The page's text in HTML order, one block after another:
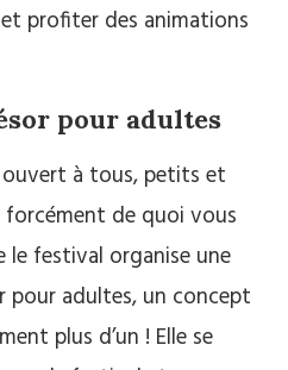
profiter des animations
pour adultes
à tous, petits et
de quoi vous
le festival organise une
pour adultes, un concept
plus d’un ! Elle se